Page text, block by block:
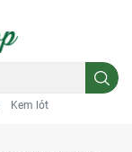
Kem lót